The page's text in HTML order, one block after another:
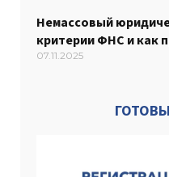
Немассовый
критерии ФНС и как
07.11.2025